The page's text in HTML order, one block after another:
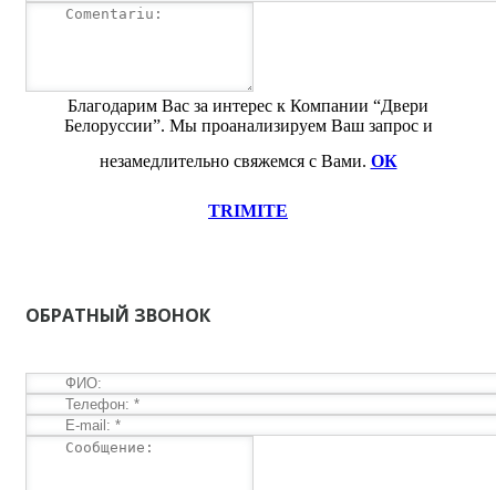
Благодарим Вас за интерес к Компании “Двери
Белоруссии”. Мы проанализируем Ваш запрос и
незамедлительно свяжемся с Вами. ОК
TRIMITE
ОБРАТНЫЙ ЗВОНОК